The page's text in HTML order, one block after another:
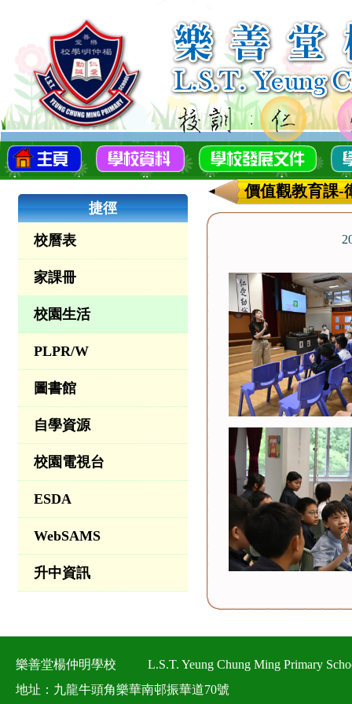
捷徑
校曆表
家課冊
校園生活
PLPR/W
圖書館
自學資源
校園電視台
ESDA
WebSAMS
升中資訊
價值觀教育課-
樂善堂楊仲明學校
L.S.T. Yeung Chung Ming Primary
地址：九龍牛頭角樂華南邨振華道70號